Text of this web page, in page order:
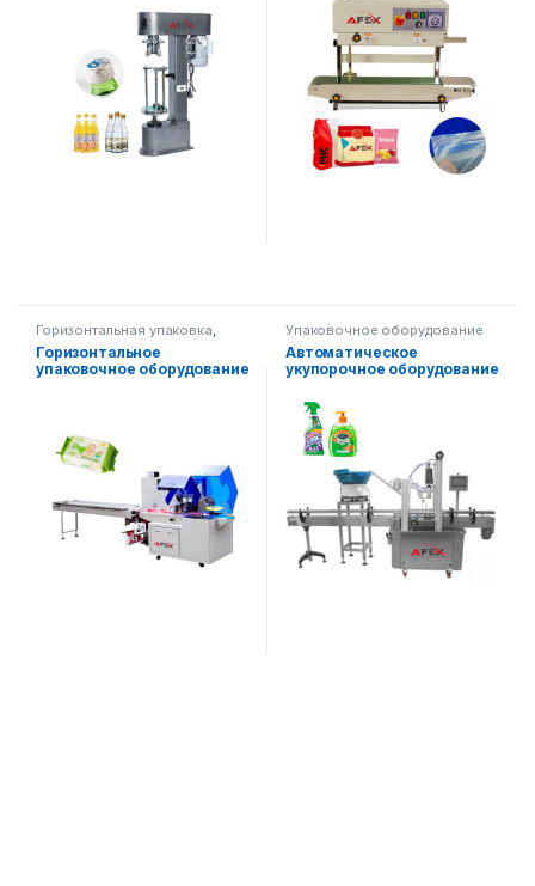
Горизонтальная упаковка,
Упаковочное оборудование
Горизонтальное
упаковочное оборудование
Упаковочное оборудование
Автоматическое
укупорочное оборудование